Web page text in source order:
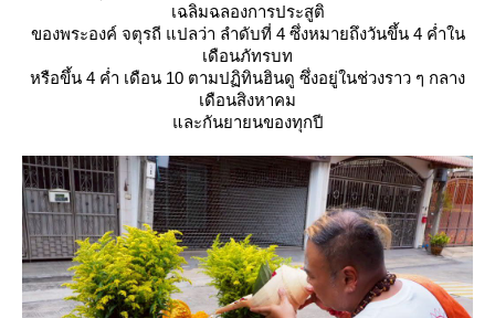
เฉลิมฉลองการประสูติ
ของพระองค์ จตุรถี แปลว่า ลำดับที่ 4 ซึ่งหมายถึงวันขึ้น 4 ค่ำใน
เดือนภัทรบท
หรือขึ้น 4 ค่ำ เดือน 10 ตามปฏิทินฮินดู ซึ่งอยู่ในช่วงราว ๆ กลาง
เดือนสิงหาคม
ละกันยายนของทุกปี